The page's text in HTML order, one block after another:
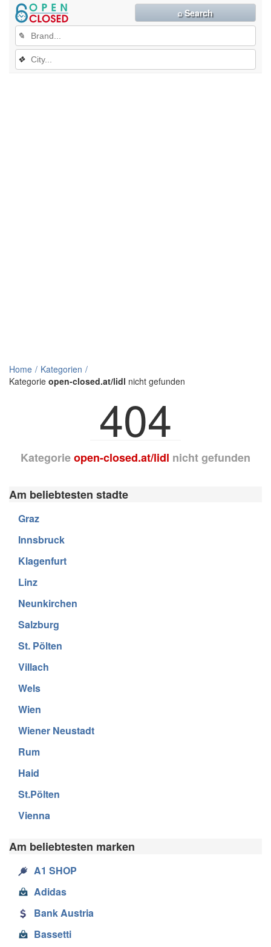
404
✎
❖
⌕ Search
Home
Kategorien
Kategorie open-closed.at/lidl nicht gefunden
Kategorieopen-closed.at/lidl nicht gefunden
Am beliebtesten stadte
Graz
Innsbruck
Klagenfurt
Linz
Neunkirchen
Salzburg
St. Pölten
Villach
Wels
Wien
Wiener Neustadt
Rum
Haid
St.Pölten
Vienna
Am beliebtesten marken
A1 SHOP
Adidas
Bank Austria
Bassetti